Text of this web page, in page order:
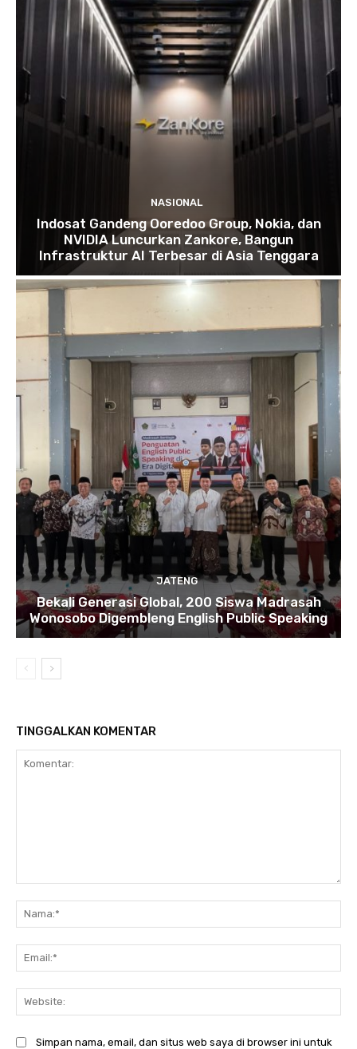
NASIONAL
Indosat Gandeng Ooredoo Group, Nokia, dan
NVIDIA Luncurkan Zankore, Bangun
Infrastruktur AI Terbesar di Asia Tenggara
JATENG
Bekali Generasi Global, 200 Siswa Madrasah
Wonosobo Digembleng English Public Speaking
TINGGALKAN KOMENTAR
Simpan nama, email, dan situs web saya di browser ini untuk